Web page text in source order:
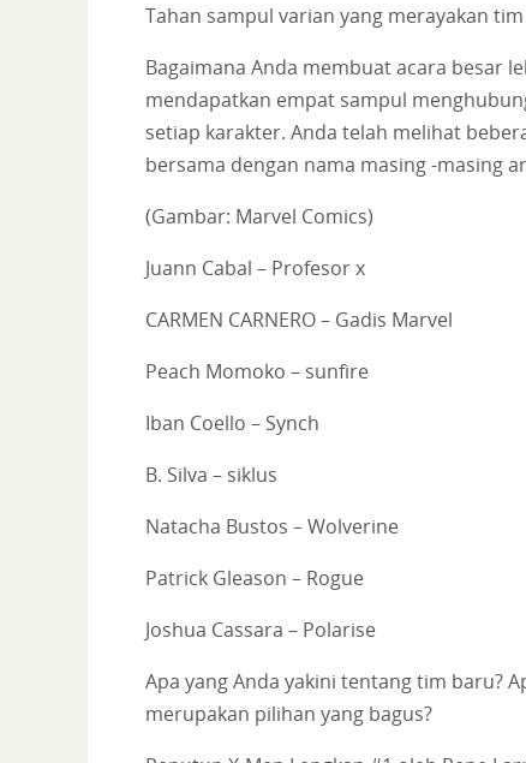
Tahan sampul varian yang merayakan
Bagaimana Anda membuat acara besar
mendapatkan empat sampul
setiap karakter. Anda telah melihat
bersama dengan nama masing -masing
(Gambar: Marvel Comics)
Juann Cabal – Profesor x
CARMEN CARNERO – Gadis Marvel
Peach Momoko – sunfire
Iban Coello – Synch
B. Silva – siklus
Natacha Bustos – Wolverine
Patrick Gleason – Rogue
Joshua Cassara – Polarise
Apa yang Anda yakini tentang tim baru?
merupakan pilihan yang bagus?